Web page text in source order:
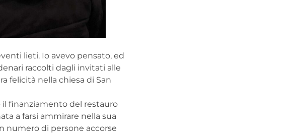
lieti. Io avevo pensato, ed
raccolti dagli invitati alle
felicità nella chiesa di San
il finanziamento del restauro
a farsi ammirare nella sua
numero di persone accorse